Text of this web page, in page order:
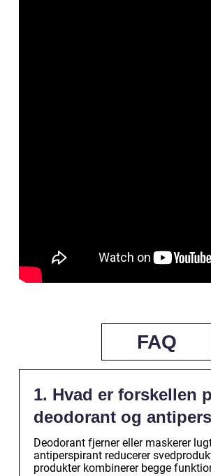
FAQ
1. Hvad er forskellen
deodorant og
Deodorant fjerner eller maskerer
antiperspirant reducerer
produkter kombinerer begge